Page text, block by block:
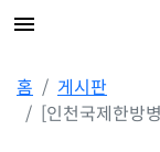
홈
게시판
[인천국제한방